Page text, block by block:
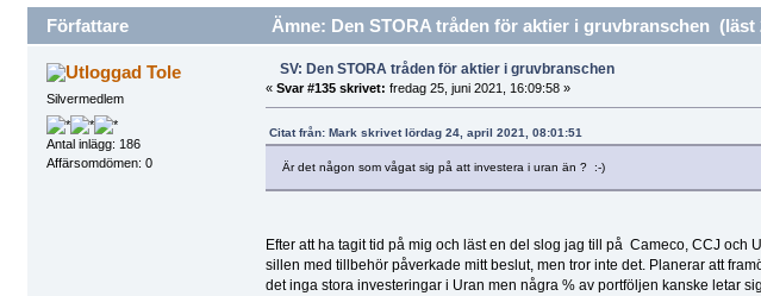
Författare Ämne: Den STORA tråden för aktier i gruvbranschen (läst
Tole
Silvermedlem
Antal inlägg: 186
Affärsomdömen: 0
SV: Den STORA tråden för aktier i gruvbranschen
« Svar #135 skrivet: fredag 25, juni 2021, 16:09:58 »
Citat från: Mark skrivet lördag 24, april 2021, 08:01:51
Är det någon som vågat sig på att investera i uran än ? :-)
Efter att ha tagit tid på mig och läst en del slog jag till på Cameco, CCJ och
sillen med tillbehör påverkade mitt beslut, men tror inte det. Planerar att
det inga stora investeringar i Uran men några % av portföljen kanske letar